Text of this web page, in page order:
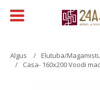
Algus Elutuba/
Casa- 160x200 Voodi